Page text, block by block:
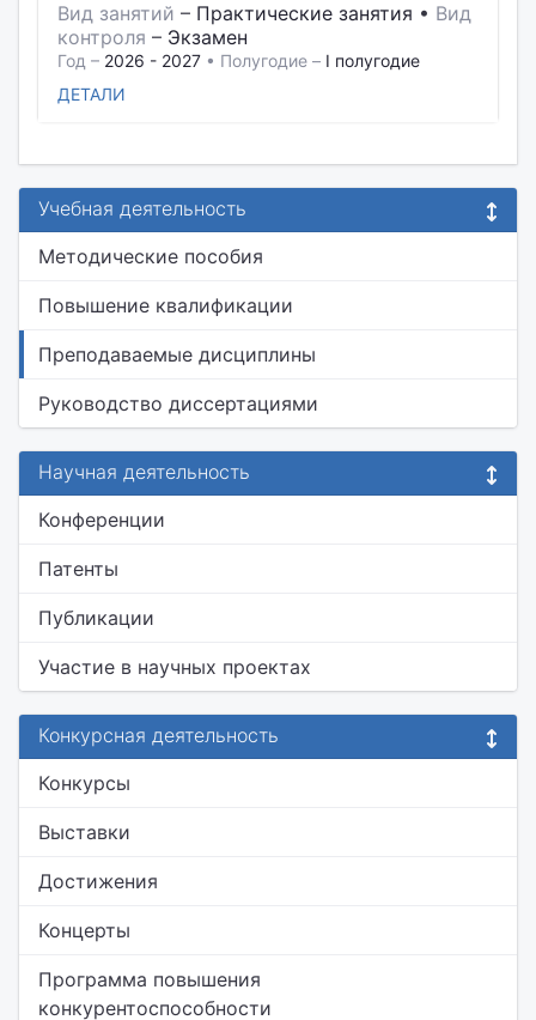
Вид занятий – Практические занятия • Вид
контроля – Экзамен
Год – 2026 - 2027 • Полугодие – I полугодие
ДЕТАЛИ
Учебная деятельность
Методические пособия
Повышение квалификации
Преподаваемые дисциплины
Руководство диссертациями
Научная деятельность
Конференции
Патенты
Публикации
Участие в научных проектах
Конкурсная деятельность
Конкурсы
Выставки
Достижения
Концерты
Программа повышения
конкурентоспособности